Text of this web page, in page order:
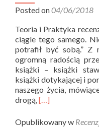
Posted on04/06/2018
Teoria i Praktyka
ciągle tego samego.
potrafił być sobą.” Z
ogromną radością
książki – książki
książki dotykającej i
naszego życia,
drogą,Read
about
[…]
Opublikowany w